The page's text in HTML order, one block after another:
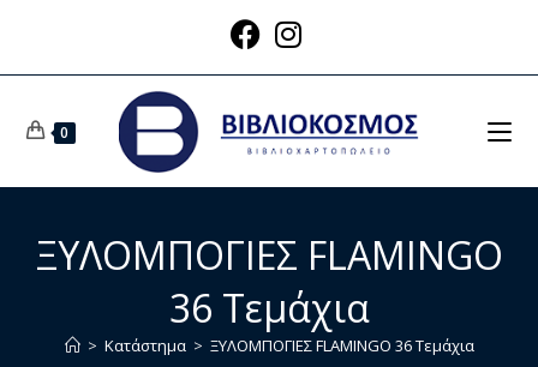
0
ΞΥΛΟΜΠΟΓΙΕΣ FLAMINGO
36 Τεμάχια
> Κατάστημα > ΞΥΛΟΜΠΟΓΙΕΣ FLAMINGO 36 Τεμάχια